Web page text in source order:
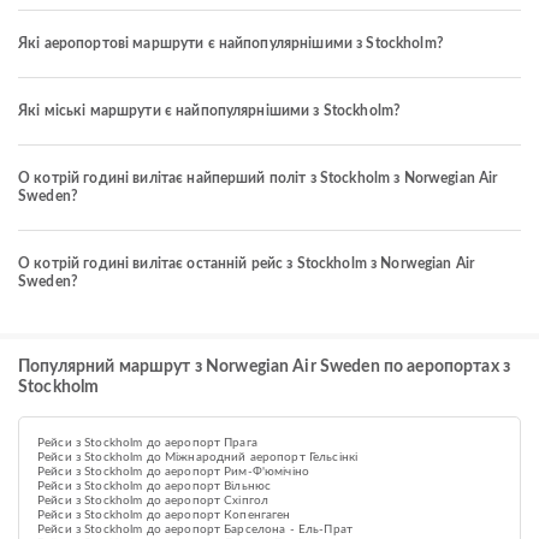
Які аеропортові маршрути є найпопулярнішими з Stockholm?
Які міські маршрути є найпопулярнішими з Stockholm?
О котрій годині вилітає найперший політ з Stockholm з Norwegian Air
Sweden?
О котрій годині вилітає останній рейс з Stockholm з Norwegian Air
Sweden?
Популярний маршрут з Norwegian Air Sweden по аеропортах з
Stockholm
Рейси з Stockholm до аеропорт Прага
Рейси з Stockholm до Міжнародний аеропорт Гельсінкі
Рейси з Stockholm до аеропорт Рим-Ф'юмічіно
Рейси з Stockholm до аеропорт Вільнюс
Рейси з Stockholm до аеропорт Схіпгол
Рейси з Stockholm до аеропорт Копенгаген
Рейси з Stockholm до аеропорт Барселона - Ель-Прат